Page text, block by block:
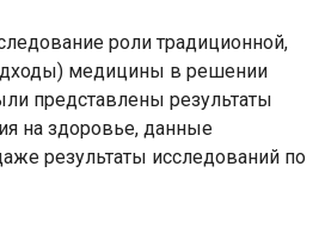
роли традиционной,
медицины в решении
представлены результаты
на здоровье, данные
результаты исследований по